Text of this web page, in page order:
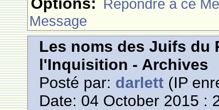
Rèpondre à ce
Message
Les noms des Juifs du
l'Inquisition - Archives
Posté par: darlett (IP
Date: 04 October 2015 :